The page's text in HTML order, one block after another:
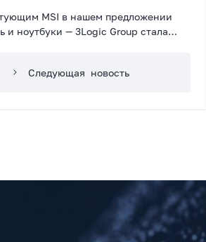
MSI в нашем предложении
и ноутбуки — 3Logic Group стала
Следующая новость